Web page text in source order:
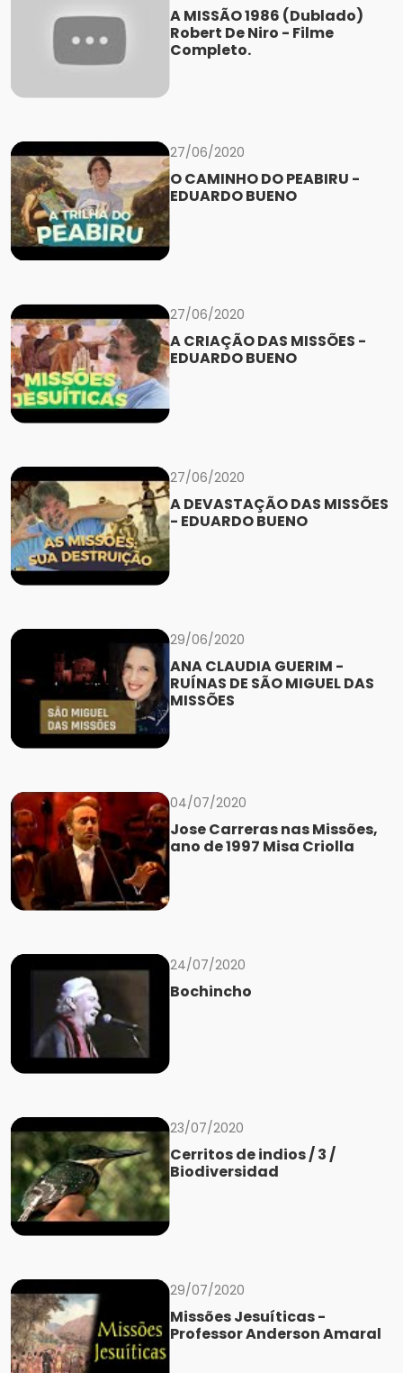
A MISSÃO 1986 (Dublado)
Robert De Niro - Filme
Completo.
27/06/2020
O CAMINHO DO PEABIRU -
EDUARDO BUENO
27/06/2020
A CRIAÇÃO DAS MISSÕES -
EDUARDO BUENO
27/06/2020
A DEVASTAÇÃO DAS MISSÕES
- EDUARDO BUENO
29/06/2020
ANA CLAUDIA GUERIM -
RUÍNAS DE SÃO MIGUEL DAS
MISSÕES
04/07/2020
Jose Carreras nas Missões,
ano de 1997 Misa Criolla
24/07/2020
Bochincho
23/07/2020
Cerritos de indios / 3 /
Biodiversidad
29/07/2020
Missões Jesuíticas -
Professor Anderson Amaral